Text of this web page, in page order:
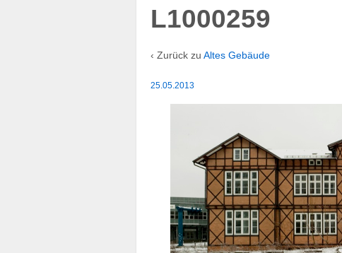
L1000259
‹ Zurück zu Altes Gebäude
25.05.2013